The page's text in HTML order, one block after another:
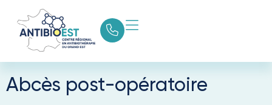
Catégorie guide :
Abcès cérébraux
Abcès post-opératoire